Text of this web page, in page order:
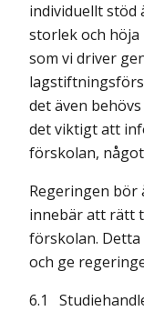
individuellt stöd
storlek och
som vi driver
det även
det viktigt att
förskolan,
Regeringen bör
innebär att rätt
förskolan.
och ge
6.1